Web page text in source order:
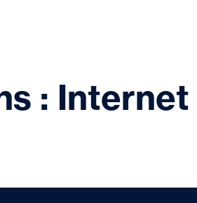
: